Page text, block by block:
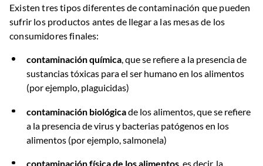
Existen tres tipos diferentes de contaminación que pueden
sufrir los productos antes de llegar a las mesas de los
consumidores finales:
contaminación química, que se refiere a la presencia de
sustancias tóxicas para el ser humano en los alimentos
(por ejemplo, plaguicidas)
contaminación biológicade los alimentos, que se refiere
a la presencia de virus y bacterias patógenos en los
alimentos (por ejemplo, salmonela)
contaminación física de los alimentos , es decir, la